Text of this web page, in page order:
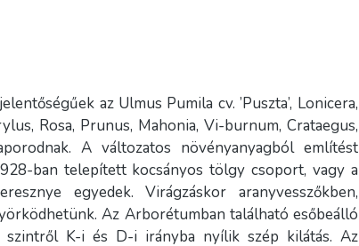
az Ulmus Pumila cv. ’Puszta’, Lonicera,
Rosa, Prunus, Mahonia, Vi-burnum, Crataegus,
A változatos növényanyagból említést
ban telepített kocsányos tölgy csoport, vagy a
egyedek. Virágzáskor aranyvesszőkben,
Az Arborétumban található esőbeálló
K-i és D-i irányba nyílik szép kilátás. Az